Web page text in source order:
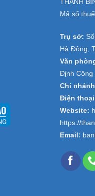
THANH
Mã số
Trụ sở:
Hà Đông,
Văn
Định Công
Chi
Điện
Website:
https://
Email: